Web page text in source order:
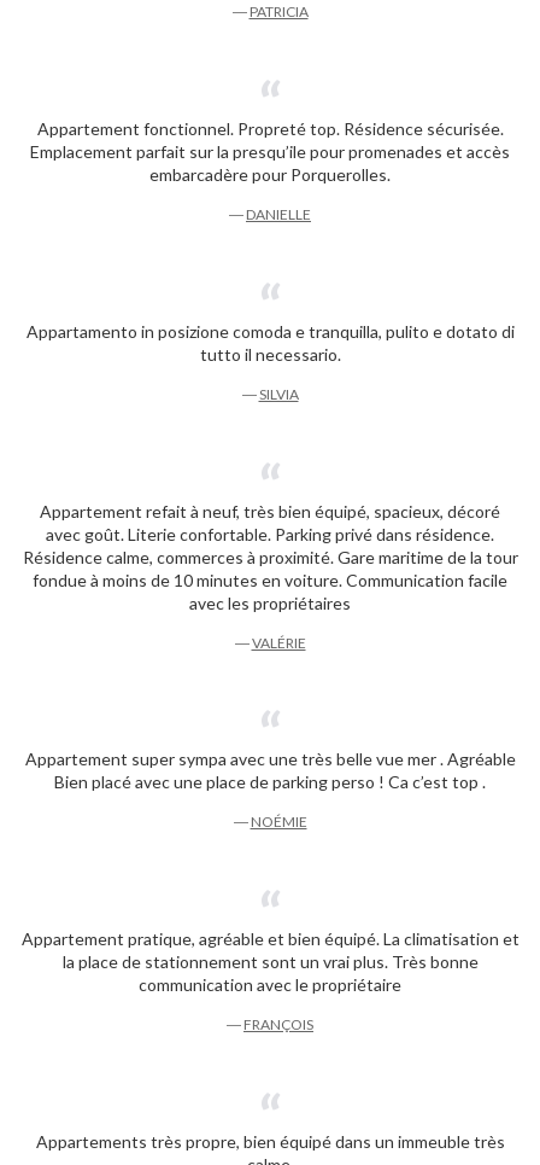
― PATRICIA
Appartement fonctionnel. Propreté top. Résidence sécurisée.
Emplacement parfait sur la presqu’ile pour promenades et accès
embarcadère pour Porquerolles.
― DANIELLE
Appartamento in posizione comoda e tranquilla, pulito e dotato di
tutto il necessario.
―SILVIA
Appartement refait à neuf, très bien équipé, spacieux, décoré
avec goût. Literie confortable. Parking privé dans résidence.
Résidence calme, commerces à proximité. Gare maritime de la tour
fondue à moins de 10 minutes en voiture. Communication facile
avec les propriétaires
―VALÉRIE
Appartement super sympa avec une très belle vue mer . Agréable
Bien placé avec une place de parking perso ! Ca c’est top .
― NOÉMIE
Appartement pratique, agréable et bien équipé. La climatisation et
la place de stationnement sont un vrai plus. Très bonne
communication avec le propriétaire
― FRANÇOIS
Appartements très propre, bien équipé dans un immeuble très